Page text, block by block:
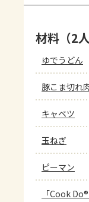
材料（2人
ゆでうどん
豚こま切れ
キャベツ
玉ねぎ
ピーマン
「Cook